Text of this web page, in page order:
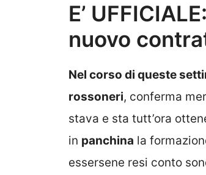
E’
nuovo
Nel corso di queste
rossoneri, conferma
stava e sta tutt’ora
in panchina la
essersene resi conto